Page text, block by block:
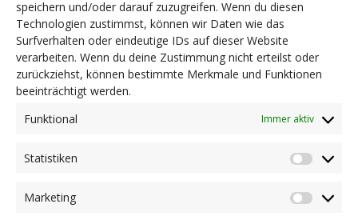
speichern und/oder darauf zuzugreifen. Wenn du diesen
Technologien zustimmst, können wir Daten wie das
Surfverhalten oder eindeutige IDs auf dieser Website
verarbeiten. Wenn du deine Zustimmung nicht erteilst oder
zurückziehst, können bestimmte Merkmale und Funktionen
beeinträchtigt werden.
Funktional
Immer aktiv
Statistiken
Marketing
VIDEOTHEK
NEWS
Dringlichkeitsmaßnahmen und aktuelle Informationen
Coronakrise: Hilfsangebote unserer Mitglieder
Initiativen unserer Mitglieder/Partner
DEUTSCH